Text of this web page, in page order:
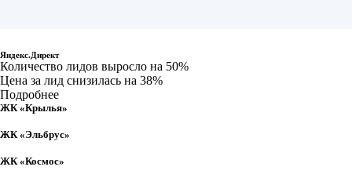
Яндекс.Директ
Количество лидов выросло на 50%
Цена за лид снизилась на 38%
Подробнее
ЖК «Крылья»
ЖК «Эльбрус»
ЖК «Космос»